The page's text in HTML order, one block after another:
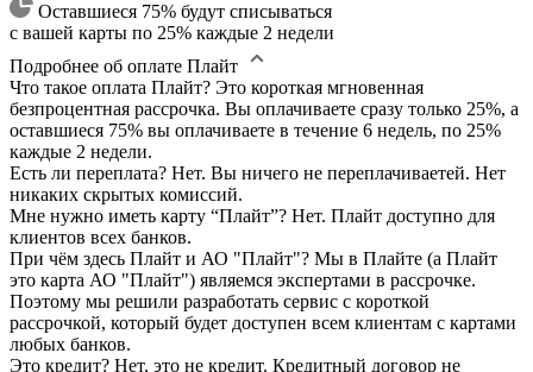
Оставшиеся 75% будут списываться
с вашей карты по 25% каждые 2 недели
Подробнее об оплате Плайт
Что такое оплата Плайт? Это короткая мгновенная
безпроцентная рассрочка. Вы оплачиваете сразу только 25%, а
оставшиеся 75% вы оплачиваете в течение 6 недель, по 25%
каждые 2 недели.
Есть ли переплата? Нет. Вы ничего не переплачиваетей. Нет
никаких скрытых комиссий.
Мне нужно иметь карту “Плайт”? Нет. Плайт доступно для
клиентов всех банков.
При чём здесь Плайт и АО "Плайт"? Мы в Плайте (а Плайт
это карта АО "Плайт") являемся экспертами в рассрочке.
Поэтому мы решили разработать сервис с короткой
рассрочкой, который будет доступен всем клиентам с картами
любых банков.
Это кредит? Нет, это не кредит. Кредитный договор не